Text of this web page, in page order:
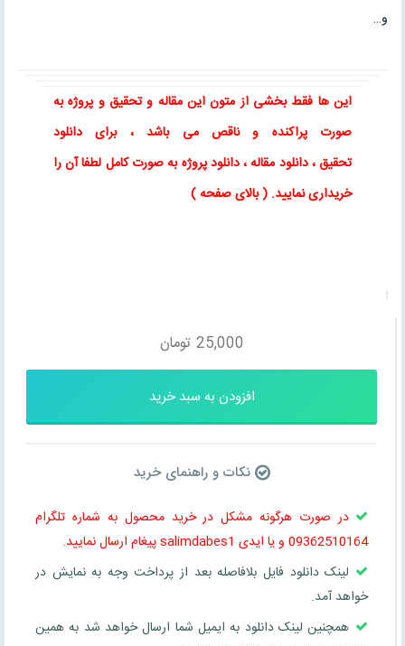
و…
این ها فقط بخشی از متون این مقاله و تحقیق و پروژه به
صورت پراکنده و ناقص می باشد ، برای
دانلود
تحقیق ،دانلود مقاله، دانلود پروژه به صورت کامل لطفا آن را
خریداری نمایید. ( بالای صفحه )
25,000 تومان
افزودن به سبد خرید
نکات و راهنمای خرید
در صورت هرگونه مشکل در خرید محصول به شماره تلگرام
09362510164 و یا ایدی salimdabes1 پیغام ارسال نمایید.
لینک دانلود فایل بلافاصله بعد از پرداخت وجه به نمایش در
خواهد آمد.
همچنین لینک دانلود به ایمیل شما ارسال خواهد شد به همین